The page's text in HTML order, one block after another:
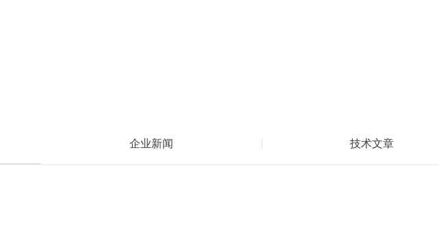
企业新闻 技术文章